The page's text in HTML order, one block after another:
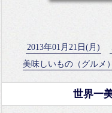
2013年01月21日(月)
美味しいもの（グルメ）
世界一